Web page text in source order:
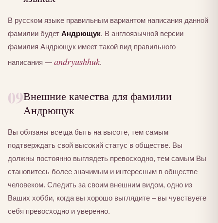
В русском языке правильным вариантом написания данной
фамилии будет Андрющук. В англоязычной версии
фамилия Андрющук имеет такой вид правильного
написания — andryushhuk.
09Внешние качества для фамилии
Андрющук
Вы обязаны всегда быть на высоте, тем самым
подтверждать свой высокий статус в обществе. Вы
должны постоянно выглядеть превосходно, тем самым Вы
становитесь более значимым и интересным в обществе
человеком. Следить за своим внешним видом, одно из
Ваших хобби, когда вы хорошо выглядите – вы чувствуете
себя превосходно и уверенно.